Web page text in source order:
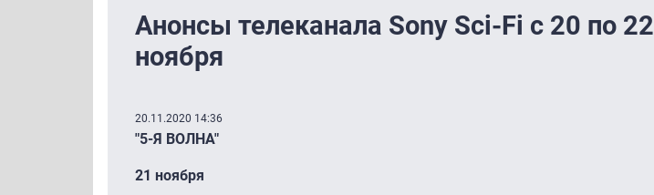
Анонсы телеканала Sony Sci-Fi с 20 по 22
ноября
20.11.2020 14:36
"5-Я ВОЛНА"
21 ноября